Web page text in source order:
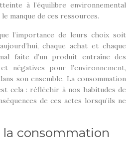
à l’équilibre environnemental
manque de ces ressources.
l’importance de leurs choix soit
chaque achat et chaque
faite d’un produit entraîne des
négatives pour l’environnement,
son ensemble. La consommation
cela : réfléchir à nos habitudes de
de ces actes lorsqu’ils ne
la consommation